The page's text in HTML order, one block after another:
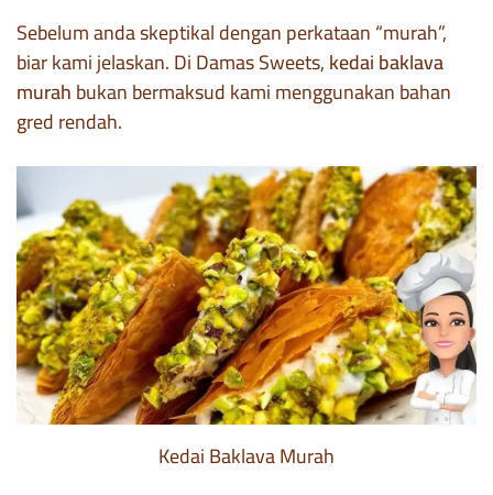
Sebelum anda skeptikal dengan perkataan “murah”,
biar kami jelaskan. Di Damas Sweets,kedai baklava
murahbukan bermaksud kami menggunakan bahan
gred rendah.
Kedai Baklava Murah